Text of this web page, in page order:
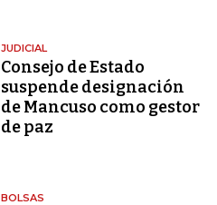
JUDICIAL
Consejo de Estado
suspende designación
de Mancuso como gestor
de paz
BOLSAS